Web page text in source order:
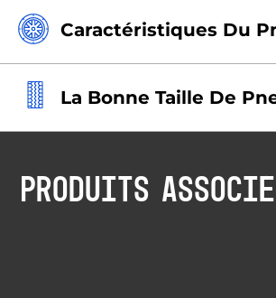
Caractéristiques Du
La Bonne Taille De
PRODUITS